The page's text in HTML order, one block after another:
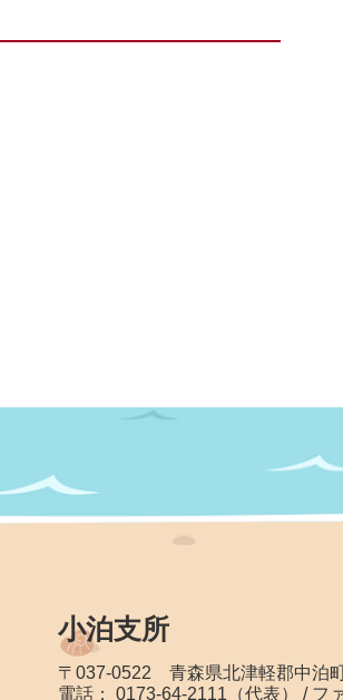
小泊支所
〒037-0522 青森県北津軽郡中泊
電話： 0173-64-2111（代表） / フ